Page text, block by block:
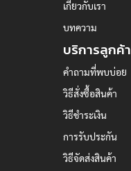
เกี่ยวกับเรา
บทความ
บริการลูกค้า
คำถามที่พบบ่อย
วิธีสั่งซื้อสินค้า
วิธีชำระเงิน
การรับประกัน
วิธีจัดส่งสินค้า